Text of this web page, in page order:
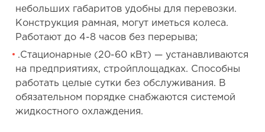
небольших габаритов удобны для перевозки.
Конструкция рамная, могут иметься колеса.
Работают до 4-8 часов без перерыва;
.Стационарные (20-60 кВт) — устанавливаются
на предприятиях, стройплощадках. Способны
работать целые сутки без обслуживания. В
обязательном порядке снабжаются системой
жидкостного охлаждения.